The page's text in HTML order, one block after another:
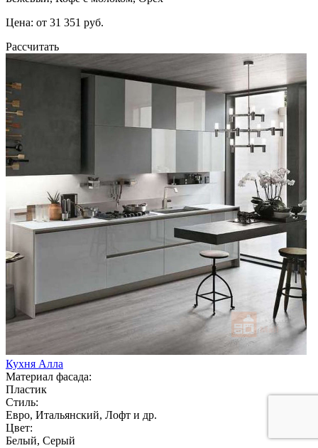
Цена: от 31 351 руб.
Рассчитать
Кухня Алла
Материал фасада:
Пластик
Стиль:
Евро, Итальянский, Лофт и др.
Цвет:
Белый, Серый